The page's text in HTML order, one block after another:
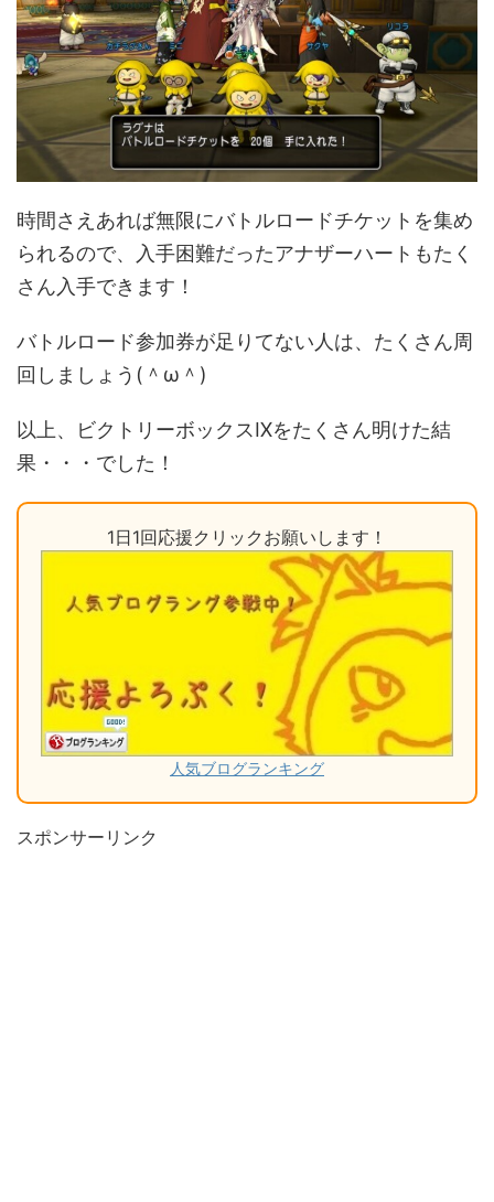
時間さえあれば無限にバトルロードチケットを集め
られるので、入手困難だったアナザーハートもたく
さん入手できます！
バトルロード参加券が足りてない人は、たくさん周
回しましょう(＾ω＾)
以上、ビクトリーボックスⅨをたくさん明けた結
果・・・でした！
1日1回応援クリックお願いします！
人気ブログランキング
スポンサーリンク